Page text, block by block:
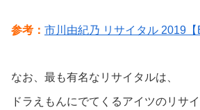
参考： 市川由紀乃 リサイタル 2019【
なお、最も有名なリサイタルは、
ドラえもんにでてくるアイツのリサ